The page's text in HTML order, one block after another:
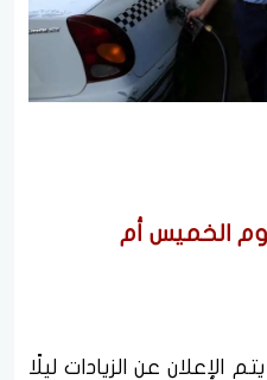
يوم الخميس أم
الإعلان عن الزيادات ليلًا